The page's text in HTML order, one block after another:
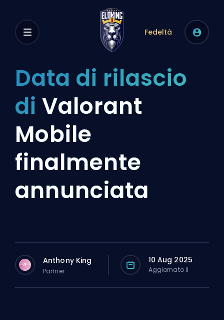
Fedeltà
Data di rilascio
di Valorant
Mobile
finalmente
annunciata
A Anthony King
Partner
10 Aug 2025
Aggiornato il